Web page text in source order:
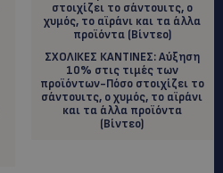
ΣΧΟΛΙΚΕΣ ΚΑΝΤΙΝΕΣ: Αύξηση
10% στις τιμές των
προϊόντων-Πόσο στοιχίζει το
σάντουιτς, ο χυμός, το αϊράνι
και τα άλλα προϊόντα
(Bίντεο)